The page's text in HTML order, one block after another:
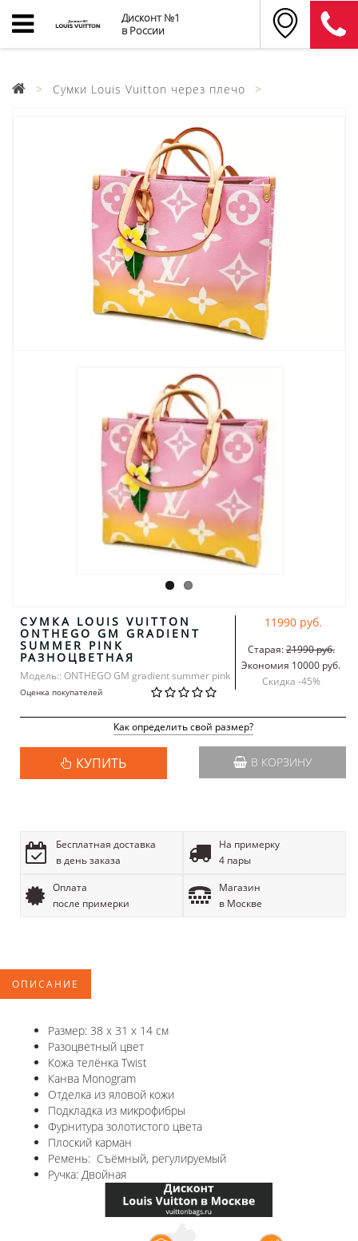
Дисконт №1
в России
Сумки Louis Vuitton через плечо
СУМКА LOUIS VUITTON
ONTHEGO GM GRADIENT
SUMMER PINK
РАЗНОЦВЕТНАЯ
Модель:: ONTHEGO GM gradient summer pink
Оценка покупателей
11990 руб.
Старая:21990 руб.
Экономия 10000 руб.
Скидка -45%
Как определить свой размер?
КУПИТЬ В КОРЗИНУ
Бесплатная доставка
в день заказа
На примерку
4 пары
Оплата
после примерки
Магазин
в Москве
ОПИСАНИЕ
Размер: 38 x 31 x 14 см
Разоцветный цвет
Кожа телёнка Twist
Канва Monogram
Отделка из яловой кожи
Подкладка из микрофибры
Фурнитура золотистого цвета
Плоский карман
Ремень: Съёмный, регулируемый
Ручка: Двойная